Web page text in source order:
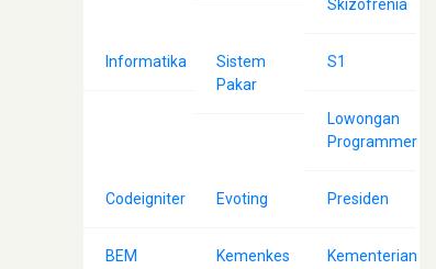
Skizofrenia
Informatika
Sistem
Pakar
S1
Lowongan
Programmer
Codeigniter Evoting Presiden
BEM Kemenkes
Kementerian